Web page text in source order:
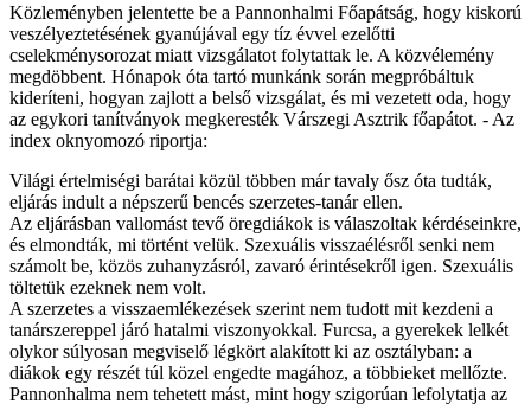
Közleményben jelentette be a Pannonhalmi Főapátság, hogy kiskorú
veszélyeztetésének gyanújával egy tíz évvel ezelőtti
cselekménysorozat miatt vizsgálatot folytattak le. A közvélemény
megdöbbent. Hónapok óta tartó munkánk során megpróbáltuk
kideríteni, hogyan zajlott a belső vizsgálat, és mi vezetett oda, hogy
az egykori tanítványok megkeresték Várszegi Asztrik főapátot. - Az
index oknyomozó riportja:
Világi értelmiségi barátai közül többen már tavaly ősz óta tudták,
eljárás indult a népszerű bencés szerzetes-tanár ellen.
Az eljárásban vallomást tevő öregdiákok is válaszoltak kérdéseinkre,
és elmondták, mi történt velük. Szexuális visszaélésről senki nem
számolt be, közös zuhanyzásról, zavaró érintésekről igen. Szexuális
töltetük ezeknek nem volt.
A szerzetes a visszaemlékezések szerint nem tudott mit kezdeni a
tanárszereppel járó hatalmi viszonyokkal. Furcsa, a gyerekek lelkét
olykor súlyosan megviselő légkört alakított ki az osztályban: a
diákok egy részét túl közel engedte magához, a többieket mellőzte.
Pannonhalma nem tehetett mást, mint hogy szigorúan lefolytatja az